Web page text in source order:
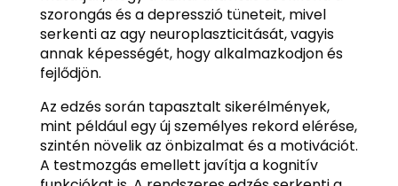
szorongás és a depresszió tüneteit, mivel
serkenti az agy neuroplaszticitását, vagyis
annak képességét, hogy alkalmazkodjon és
fejlődjön.
Az edzés során tapasztalt sikerélmények,
mint például egy új személyes rekord elérése,
szintén növelik az önbizalmat és a motivációt.
A testmozgás emellett javítja a kognitív